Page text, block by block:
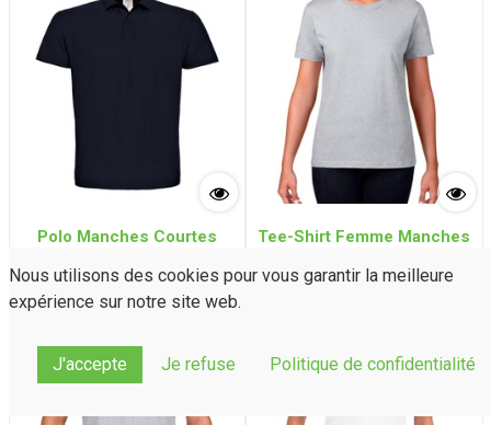
Polo Manches Courtes
Tee-Shirt Femme Manches
100%Coton 185g
Nous utilisons des cookies pour vous garantir la meilleure
expérience sur notre site web.
J'accepte Je refuse Politique de confidentialité